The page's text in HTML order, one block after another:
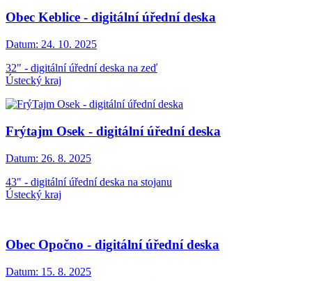
Obec Keblice - digitální úřední deska
Datum: 24. 10. 2025
32" - digitální úřední deska na zeď
Ústecký kraj
Frýtajm Osek - digitální úřední deska
Datum: 26. 8. 2025
43" - digitální úřední deska na stojanu
Ústecký kraj
Obec Opočno - digitální úřední deska
Datum: 15. 8. 2025